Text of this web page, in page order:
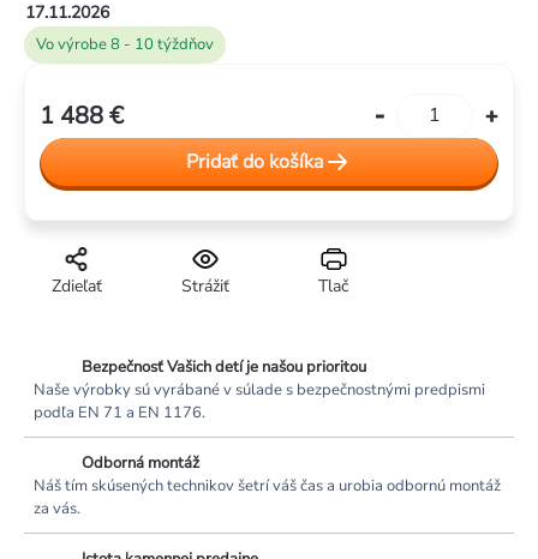
Vo výrobe 8 - 10 týždňov
17.11.2026
Tlač
Strážiť
Zdieľať
1 488 €
cena:Pridať do košíka
Bezpečnosť Vašich detí je našou prioritou
Naše výrobky sú vyrábané v súlade s bezpečnostnými predpismi
podľa EN 71 a EN 1176.
Odborná montáž
Náš tím skúsených technikov šetrí váš čas a urobia odbornú montáž
za vás.